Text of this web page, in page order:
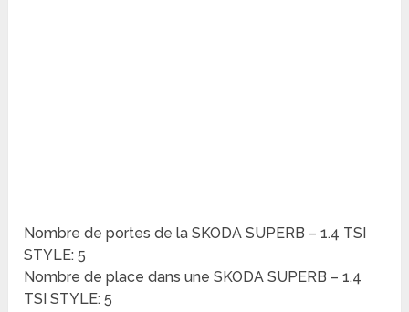
Nombre de portes de la SKODA SUPERB – 1.4 TSI
STYLE: 5
Nombre de place dans une SKODA SUPERB – 1.4
TSI STYLE: 5